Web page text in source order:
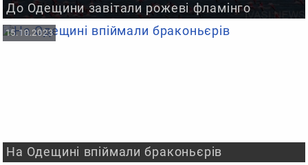
До Одещини завітали рожеві фламінго
На Одещині впіймали браконьєрів
15.10.2023